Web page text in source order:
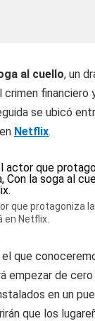
al cuello, un
crimen financiero
se ubicó
Netflix.
que protagoniza
en Netflix.
que
empezar de cero
en un
que los